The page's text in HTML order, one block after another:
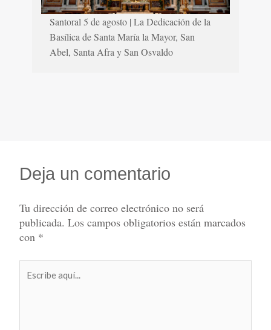
Santoral 5 de agosto | La Dedicación de la
Basílica de Santa María la Mayor, San
Abel, Santa Afra y San Osvaldo
Deja un comentario
Tu dirección de correo electrónico no será
publicada. Los campos obligatorios están marcados
con *
aquí...